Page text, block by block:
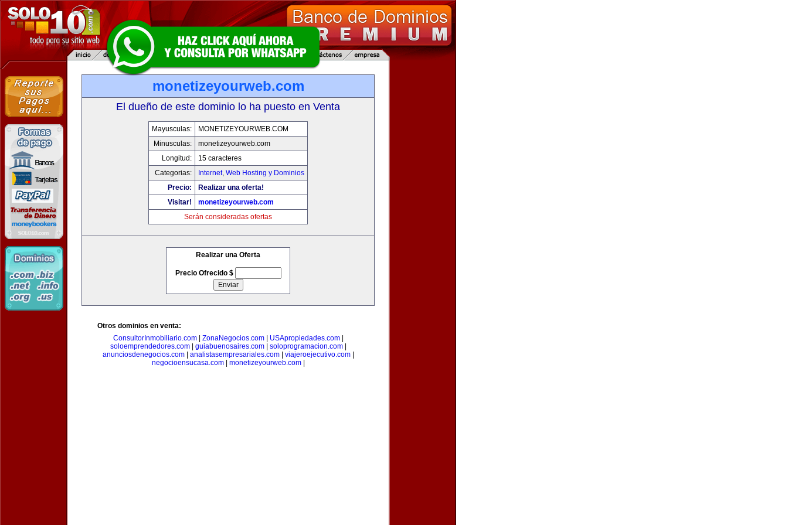
monetizeyourweb.com
El dueño de este dominio lo ha puesto en Venta
Mayusculas:
MONETIZEYOURWEB.COM
Minusculas:
monetizeyourweb.com
Longitud:
15 caracteres
Categorias:
Internet, Web Hosting y Dominios
Precio:
Realizar una oferta!
Visitar!
monetizeyourweb.com
Serán consideradas ofertas
Realizar una Oferta
Precio Ofrecido $
Otros dominios en venta:
ConsultorInmobiliario.com| ZonaNegocios.com| USApropiedades.com|
soloemprendedores.com| guiabuenosaires.com| soloprogramacion.com|
anunciosdenegocios.com| analistasempresariales.com| viajeroejecutivo.com|
negocioensucasa.com| monetizeyourweb.com|